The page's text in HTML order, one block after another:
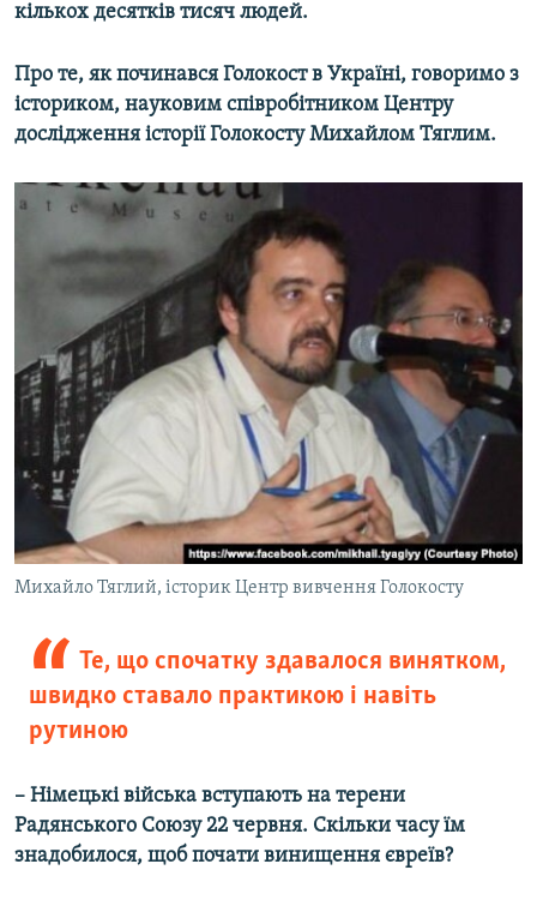
кількох десятків тисяч людей.
Про те, як починався Голокост в Україні, говоримо з
істориком, науковим співробітником Центру
дослідження історії Голокосту Михайлом Тяглим.
Михайло Тяглий, історик Центр вивчення Голокосту
Те, що спочатку здавалося винятком,
швидко ставало практикою і навіть
рутиною
– Німецькі війська вступають на терени
Радянського Союзу 22 червня. Скільки часу їм
знадобилося, щоб почати винищення євреїв?